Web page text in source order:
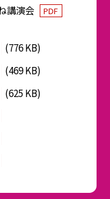
講演会
PDF
(776 KB)
(469 KB)
(625 KB)